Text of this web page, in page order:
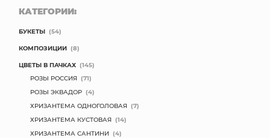
КАТЕГОРИИ:
БУКЕТЫ (54)
КОМПОЗИЦИИ (8)
ЦВЕТЫ В ПАЧКАХ (145)
РОЗЫ РОССИЯ (71)
РОЗЫ ЭКВАДОР (4)
ХРИЗАНТЕМА ОДНОГОЛОВАЯ (7)
ХРИЗАНТЕМА КУСТОВАЯ (14)
ХРИЗАНТЕМА САНТИНИ (4)